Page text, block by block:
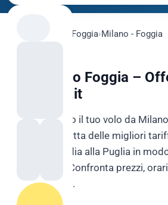
Foggia›Milano - Foggia
Voli Milano Foggia –
su Fly-Go.it
Prenota subito il tuo volo da
Go.it e approfitta delle migliori
dalla Lombardia alla Puglia in
conveniente. Confronta prezzi,
pochi secondi.